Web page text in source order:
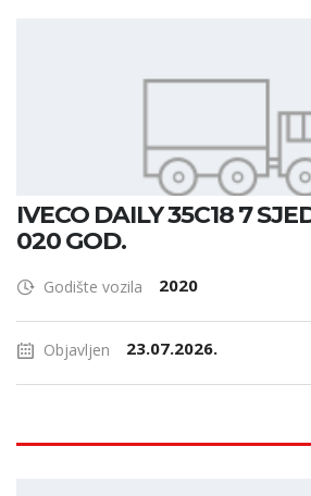
IVECO DAILY 35C18 7
020 GOD.
Godište vozila 2020
Objavljen 23.07.2026.